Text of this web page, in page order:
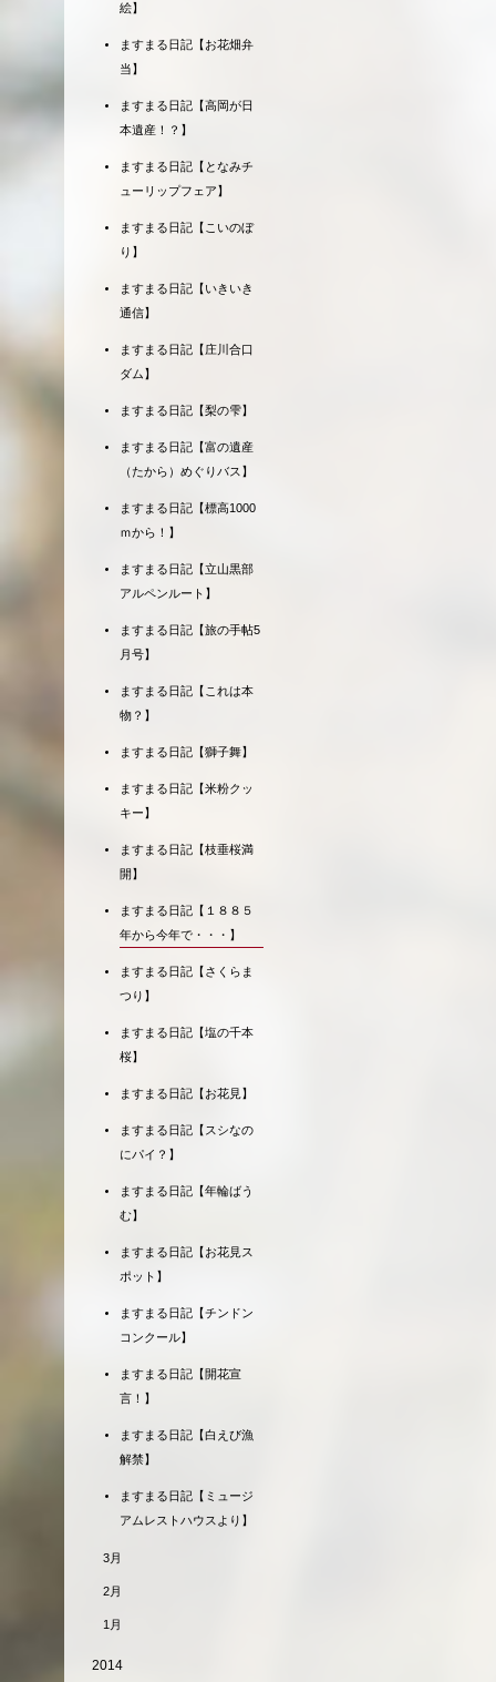
絵】
ますまる日記【お花畑弁
当】
ますまる日記【高岡が日
本遺産！？】
ますまる日記【となみチ
ューリップフェア】
ますまる日記【こいのぼ
り】
ますまる日記【いきいき
通信】
ますまる日記【庄川合口
ダム】
ますまる日記【梨の雫】
ますまる日記【富の遺産
（たから）めぐりバス】
ますまる日記【標高1000
ｍから！】
ますまる日記【立山黒部
アルペンルート】
ますまる日記【旅の手帖5
月号】
ますまる日記【これは本
物？】
ますまる日記【獅子舞】
ますまる日記【米粉クッ
キー】
ますまる日記【枝垂桜満
開】
ますまる日記【１８８５
年から今年で・・・】
ますまる日記【さくらま
つり】
ますまる日記【塩の千本
桜】
ますまる日記【お花見】
ますまる日記【スシなの
にパイ？】
ますまる日記【年輪ばう
む】
ますまる日記【お花見ス
ポット】
ますまる日記【チンドン
コンクール】
ますまる日記【開花宣
言！】
ますまる日記【白えび漁
解禁】
ますまる日記【ミュージ
アムレストハウスより】
3月
2月
1月
2014